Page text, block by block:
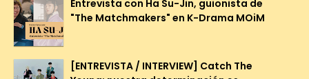
Entrevista con Ha Su-Jin, guionista de
"The Matchmakers" en K-Drama MOiM
[ENTREVISTA / INTERVIEW] Catch The